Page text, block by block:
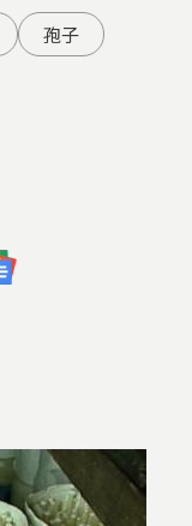
孢子